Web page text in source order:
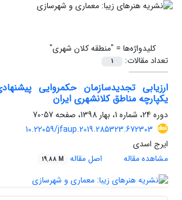
کلیدواژه‌ها = "منطقه کلان شهری"
تعداد مقالات:
1
ارزیابی تجدیدسازمان حکمروایی
یکپارچه مناطق کلان‏شهری ایران
دوره 24، شماره 1، بهار 1398، صفحه
57-70
10.22059/jfaup.2019.285323.672303
ایرج اسدی
مشاهده مقاله
اصل مقاله 19.88 M